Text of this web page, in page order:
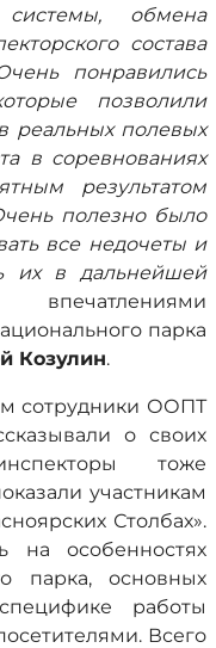
системы, обмена
состава
понравились
позволили
реальных полевых
в соревнованиях
результатом
полезно было
все недочеты и
их в дальнейшей
парка
Козулин.
сотрудники ООПТ
о своих
тоже
участникам
Столбах».
на особенностях
парка, основных
работы
Всего